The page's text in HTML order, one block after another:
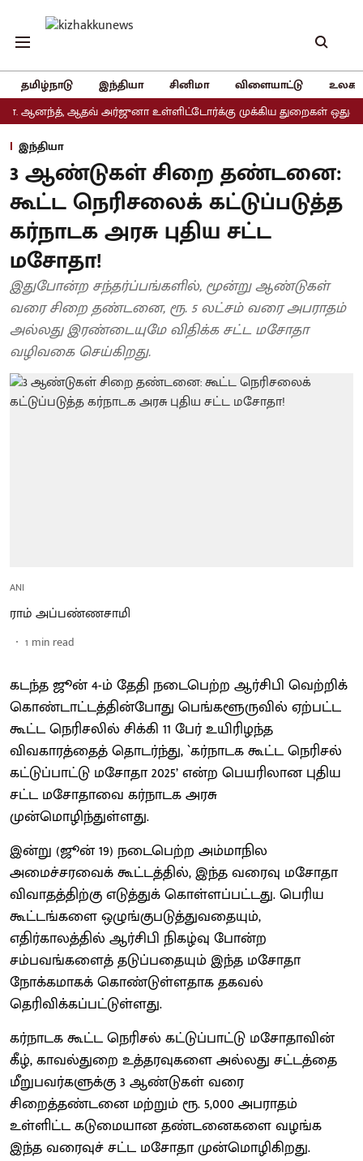
தமிழ்நாடு இந்தியா சினிமா விளையாட்டு
ஆதவ் அர்ஜுனா உள்ளிட்டோர்க்கு முக்கிய துறைகள் ஒதுக்கீடு
இந்தியா
3 ஆண்டுகள் சிறை தண்டனை:
கூட்ட நெரிசலைக் கட்டுப்படுத்த
கர்நாடக அரசு புதிய சட்ட
மசோதா!
இதுபோன்ற சந்தர்ப்பங்களில், மூன்று ஆண்டுகள்
வரை சிறை தண்டனை, ரூ. 5 லட்சம் வரை அபராதம்
அல்லது இரண்டையுமே விதிக்க சட்ட மசோதா
வழிவகை செய்கிறது.
ANI
ராம் அப்பண்ணசாமி
1 min read
கடந்த ஜூன் 4-ம் தேதி நடைபெற்ற ஆர்சிபி வெற்றிக்
கொண்டாட்டத்தின்போது பெங்களூருவில் ஏற்பட்ட
கூட்ட நெரிசலில் சிக்கி 11 பேர் உயிரிழந்த
விவகாரத்தைத் தொடர்ந்து, `கர்நாடக கூட்ட நெரிசல்
கட்டுப்பாட்டு மசோதா 2025’ என்ற பெயரிலான புதிய
சட்ட மசோதாவை கர்நாடக அரசு
முன்மொழிந்துள்ளது.
இன்று (ஜூன் 19) நடைபெற்ற அம்மாநில
அமைச்சரவைக் கூட்டத்தில், இந்த வரைவு மசோதா
விவாதத்திற்கு எடுத்துக் கொள்ளப்பட்டது. பெரிய
கூட்டங்களை ஒழுங்குபடுத்துவதையும்,
எதிர்காலத்தில் ஆர்சிபி நிகழ்வு போன்ற
சம்பவங்களைத் தடுப்பதையும் இந்த மசோதா
நோக்கமாகக் கொண்டுள்ளதாக தகவல்
தெரிவிக்கப்பட்டுள்ளது.
கர்நாடக கூட்ட நெரிசல் கட்டுப்பாட்டு மசோதாவின்
கீழ், காவல்துறை உத்தரவுகளை அல்லது சட்டத்தை
மீறுபவர்களுக்கு 3 ஆண்டுகள் வரை
சிறைத்தண்டனை மற்றும் ரூ. 5,000 அபராதம்
உள்ளிட்ட கடுமையான தண்டனைகளை வழங்க
இந்த வரைவுச் சட்ட மசோதா முன்மொழிகிறது.